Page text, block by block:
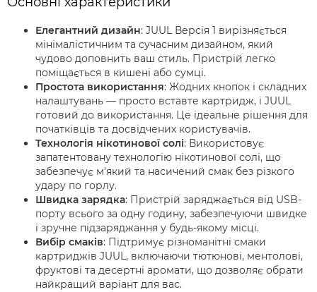
Елегантний дизайн: JUUL Версія 1 вирізняється
мінімалістичним та сучасним дизайном, який
чудово доповнить ваш стиль. Пристрій легко
поміщається в кишені або сумці.
Простота використання: Жодних кнопок і складних
налаштувань — просто вставте картридж, і JUUL
готовий до використання. Це ідеальне рішення для
початківців та досвідчених користувачів.
Технологія нікотинової солі: Використовує
запатентовану технологію нікотинової солі, що
забезпечує м'який та насичений смак без різкого
удару по горлу.
Швидка зарядка: Пристрій заряджається від USB-
порту всього за одну годину, забезпечуючи швидке
і зручне підзаряджання у будь-якому місці.
Вибір смаків: Підтримує різноманітні смаки
картриджів JUUL, включаючи тютюнові, ментолові,
фруктові та десертні аромати, що дозволяє обрати
найкращий варіант для вас.